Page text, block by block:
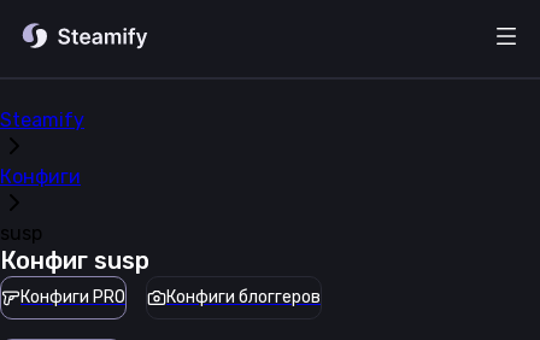
Steamify
Конфиги
susp
Конфиг susp
Конфиги PRO Конфиги блоггеров